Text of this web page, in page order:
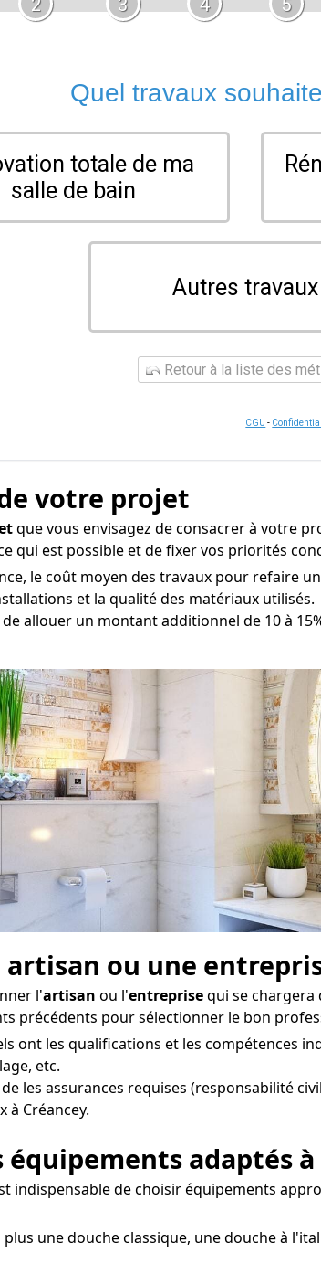
2 3 4 5
Quel travaux
totale de ma
salle de bain
Autres travaux
Retour à la liste des
CGU -
votre projet
que vous envisagez de consacrer à votre
qui est possible et de fixer vos priorités
le coût moyen des travaux pour refaire
et la qualité des matériaux utilisés.
allouer un montant additionnel de 10 à
artisan ou une
l'artisan ou l'entreprisequi se chargera
précédents pour sélectionner le bon
ont les qualifications et les compétences
etc.
les assurances requises (responsabilité
à Créancey.
équipements adaptés
indispensable de choisir équipements
une douche classique, une douche à